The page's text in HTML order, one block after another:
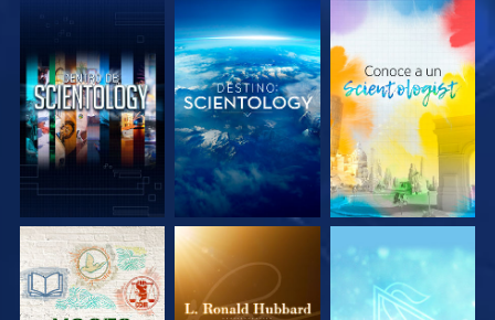
EXPLORA LAS
EXPLORA LAS
EXPLORA LAS